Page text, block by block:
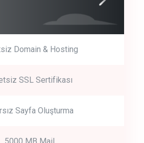
Started
30 days free trial no credit card
Domain & Hosting
SSL Sertifikası
Sayfa Oluşturma